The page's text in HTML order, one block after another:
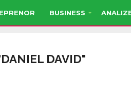
BUSINESS
DAVID"